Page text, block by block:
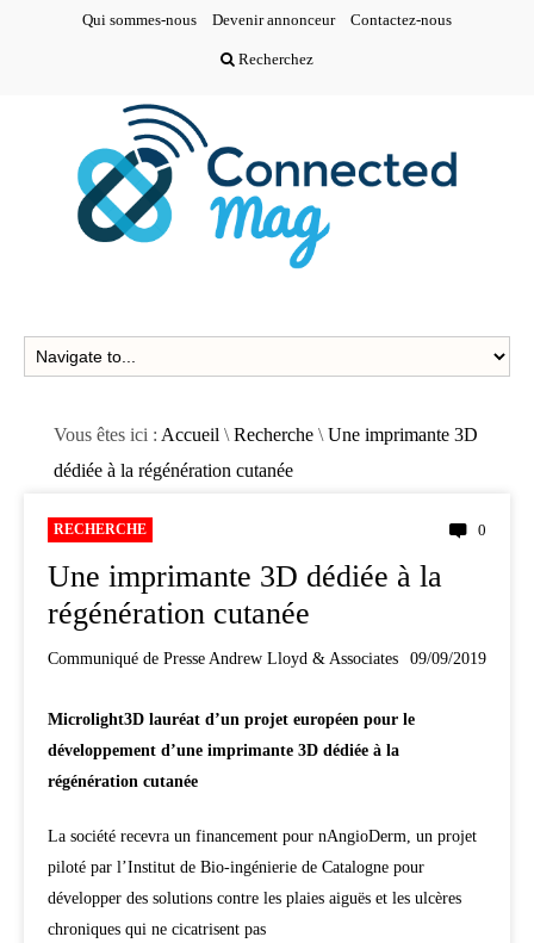
Qui sommes-nous Devenir annonceur Contactez-nous
Recherchez
Vous êtes ici : Accueil \ Recherche \ Une imprimante 3D
dédiée à la régénération cutanée
RECHERCHE 0
Une imprimante 3D dédiée à la
régénération cutanée
Communiqué de Presse Andrew Lloyd & Associates 09/09/2019
Microlight3D lauréat d’un projet européen pour le
développement d’une imprimante 3D dédiée à la
régénération cutanée
La société recevra un financement pour nAngioDerm, un projet
piloté par l’Institut de Bio-ingénierie de Catalogne pour
développer des solutions contre les plaies aiguës et les ulcères
chroniques qui ne cicatrisent pas